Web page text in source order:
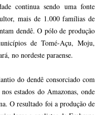
continua sendo uma fonte
mais de 1.000 famílias de
dendê. O pólo de produção
de Tomé-Açu, Moju,
no nordeste paraense.
do dendê consorciado com
estados do Amazonas, onde
O resultado foi a produção de